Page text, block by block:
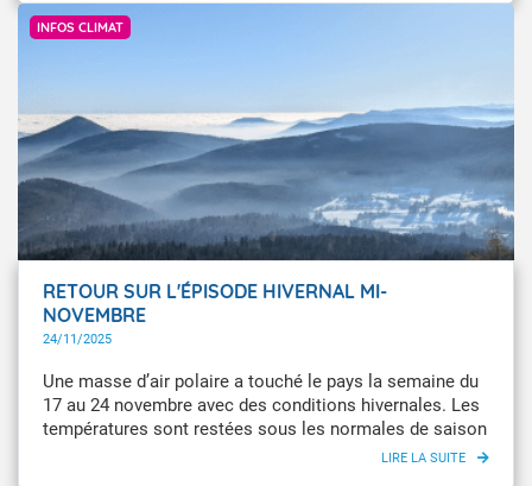
a ensuite progressé à l’intérieur des terres, produisant
des rafales de vent supérieures à 100 km/h par endroits,
INFOS CLIMAT
Infoclimat / Corinna
RETOUR SUR L'ÉPISODE HIVERNAL MI-
NOVEMBRE
24/11/2025
Une masse d’air polaire a touché le pays la semaine du
17 au 24 novembre avec des conditions hivernales. Les
températures sont restées sous les normales de saison
avec des gelées parfois fortes, accompagnées